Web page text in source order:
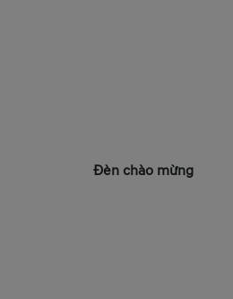
Đèn chào mừng